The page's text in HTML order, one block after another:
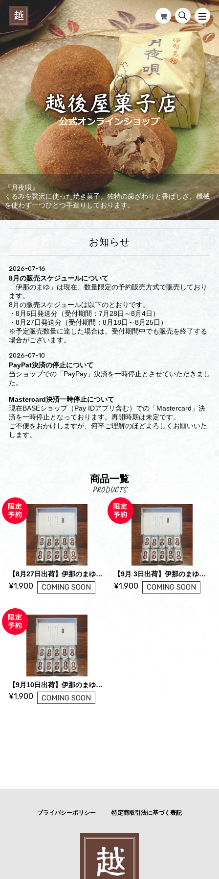
『伊那のまゆ』
昭和30年代に当店が創作した欧風和菓子。ホイップクリームをもな
か皮に詰め、チョコレートでコーティング。
『月夜唄』
くるみを贅沢に使った焼き菓子。独特の歯ざわりと香ばしさ。機械
を使わず一つひとつ手造りしております。
『お蔵米』
こおりもちと餅粉をブレンドした餅ようかん。モチッとした食感と
素材の風味が見事に調和した銘菓。
お知らせ
2026-07-16
8月の販売スケジュールについて
「伊那のまゆ」は現在、数量限定の予約販売方式で販売しており
ます。
8月の販売スケジュールは以下のとおりです。
・8月6日発送分（受付期間：7月28日～8月4日）
・8月27日発送分（受付期間：8月18日～8月25日）
※予定販売数量に達した場合は、受付期間中でも販売を終了する
場合がございます。
2026-07-10
PayPat決済の停止について
当ショップでの「PayPay」決済を一時停止とさせていただきまし
た。
Mastercard決済一時停止について
現在BASEショップ（Pay IDアプリ含む）での「Mastercard」決
済を一時停止となっております。再開時期は未定です。
ご不便をおかけしますが、何卒ご理解のほどよろしくお願いいた
します。
商品一覧
【8月27日出荷】伊那のまゆ 10ケ入*
¥1,900 COMING SOON
【9月 3日出荷】伊那のまゆ 10ケ入*
¥1,900 COMING SOON
【9月10日出荷】伊那のまゆ 10ケ入*
¥1,900 COMING SOON
プライバシーポリシー 特定商取引法に基づく表記